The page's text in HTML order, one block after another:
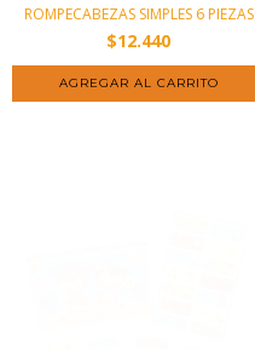
ROMPECABEZAS SIMPLES 6 PIEZAS
$12.440
AGREGAR AL CARRITO